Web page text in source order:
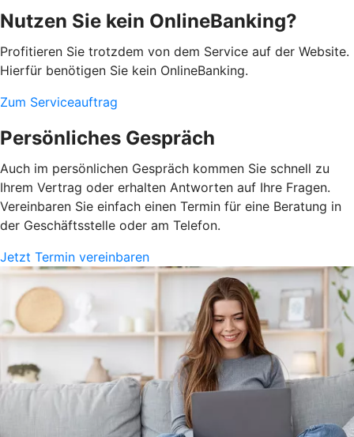
Nutzen Sie kein OnlineBanking?
Profitieren Sie trotzdem von dem Service auf der Website.
Hierfür benötigen Sie kein OnlineBanking.
Zum Serviceauftrag
Persönliches Gespräch
Auch im persönlichen Gespräch kommen Sie schnell zu
Ihrem Vertrag oder erhalten Antworten auf Ihre Fragen.
Vereinbaren Sie einfach einen Termin für eine Beratung in
der Geschäftsstelle oder am Telefon.
Jetzt Termin vereinbaren